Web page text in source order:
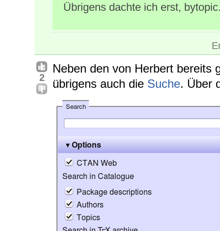
Übrigens dachte ich erst,
2
Neben den von Herbert
übrigens auch die Suche. Über